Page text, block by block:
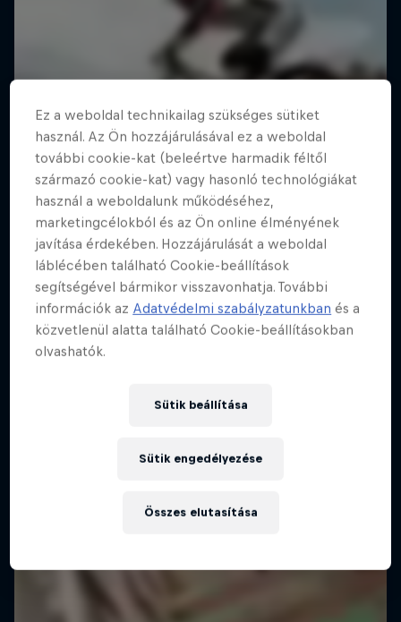
Ez a weboldal technikailag szükséges sütiket
használ. Az Ön hozzájárulásával ez a weboldal
további cookie-kat (beleértve harmadik féltől
származó cookie-kat) vagy hasonló technológiákat
használ a weboldalunk működéséhez,
marketingcélokból és az Ön online élményének
javítása érdekében. Hozzájárulását a weboldal
láblécében található Cookie-beállítások
segítségével bármikor visszavonhatja. További
információk az Adatvédelmi szabályzatunkban és a
közvetlenül alatta található Cookie-beállításokban
olvashatók.
Sütik beállítása
Összes elutasítása
Sütik engedélyezése